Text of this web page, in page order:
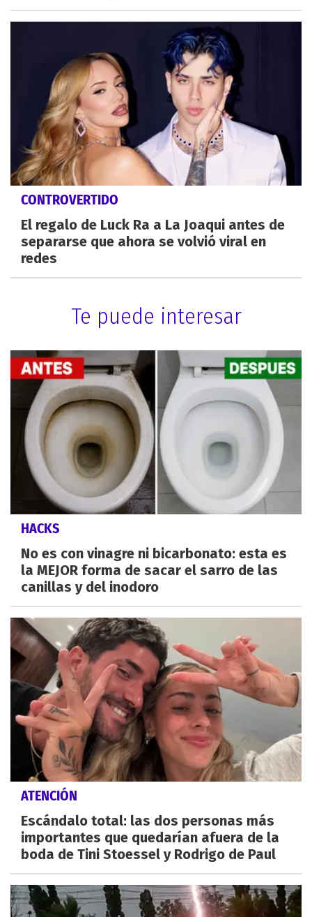
CONTROVERTIDO
El regalo de Luck Ra a La Joaqui antes de
separarse que ahora se volvió viral en
redes
Te puede interesar
HACKS
No es con vinagre ni bicarbonato: esta es
la MEJOR forma de sacar el sarro de las
canillas y del inodoro
ATENCIÓN
Escándalo total: las dos personas más
importantes que quedarían afuera de la
boda de Tini Stoessel y Rodrigo de Paul